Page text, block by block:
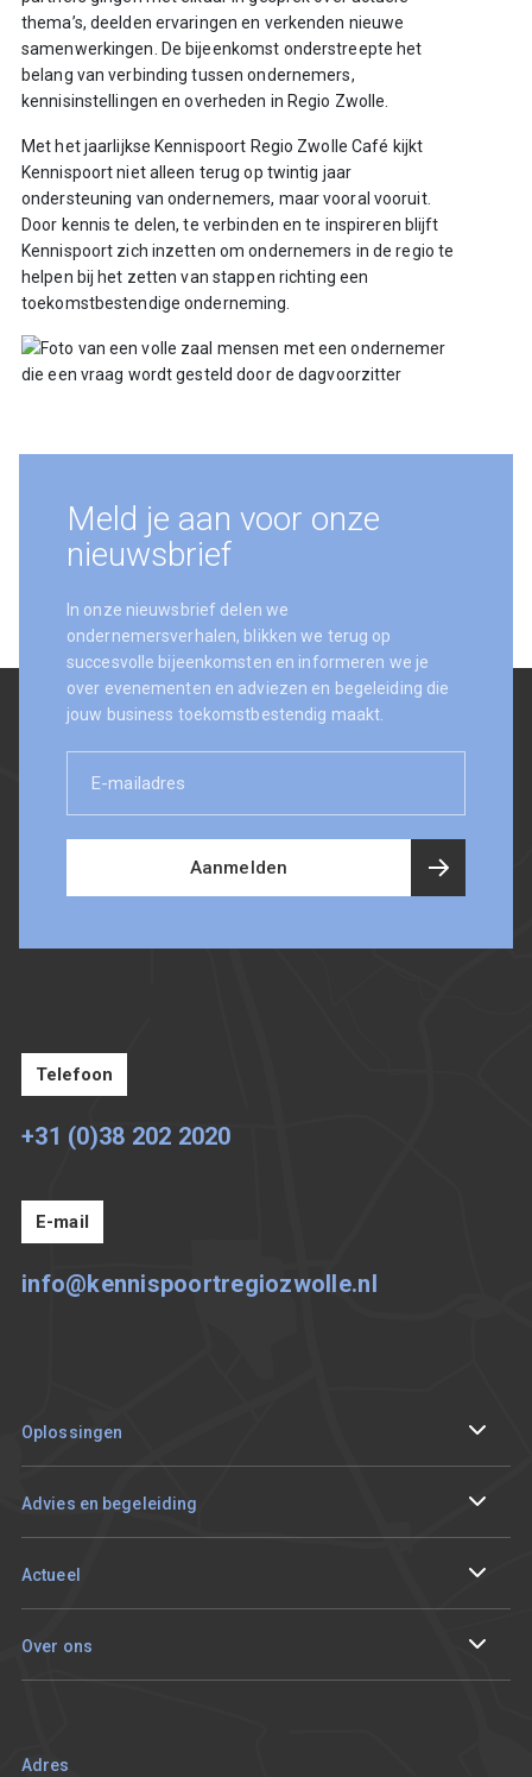
thema’s, deelden ervaringen en verkenden nieuwe
samenwerkingen. De bijeenkomst onderstreepte het
belang van verbinding tussen ondernemers,
kennisinstellingen en overheden in Regio Zwolle.
Met het jaarlijkse Kennispoort Regio Zwolle Café kijkt
Kennispoort niet alleen terug op twintig jaar
ondersteuning van ondernemers, maar vooral vooruit.
Door kennis te delen, te verbinden en te inspireren blijft
Kennispoort zich inzetten om ondernemers in de regio te
helpen bij het zetten van stappen richting een
toekomstbestendige onderneming.
Meld je aan voor onze
nieuwsbrief
In onze nieuwsbrief delen we
ondernemersverhalen, blikken we terug op
succesvolle bijeenkomsten en informeren we je
over evenementen en adviezen en begeleiding die
jouw business toekomstbestendig maakt.
mailadres
Aanmelden
Telefoon
+31 (0)38 202 2020
E-mail
info@kennispoortregiozwolle.nl
Oplossingen
Digitaliseren
Advies en begeleiding
Aan de slag met mijn vraagstuk
Actueel
Over ons
Team
Adres